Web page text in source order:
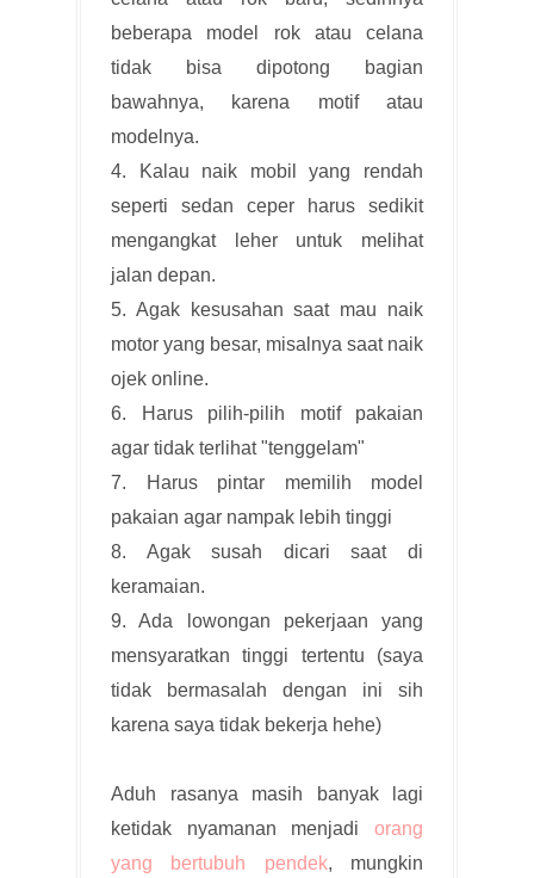
beberapa model rok atau celana
tidak bisa dipotong bagian
bawahnya, karena motif atau
modelnya.
4. Kalau naik mobil yang rendah
seperti sedan ceper harus sedikit
mengangkat leher untuk melihat
jalan depan.
5. Agak kesusahan saat mau naik
motor yang besar, misalnya saat naik
ojek online.
6. Harus pilih-pilih motif pakaian
agar tidak terlihat "tenggelam"
7. Harus pintar memilih model
pakaian agar nampak lebih tinggi
8. Agak susah dicari saat di
keramaian.
9. Ada lowongan pekerjaan yang
mensyaratkan tinggi tertentu (saya
tidak bermasalah dengan ini sih
karena saya tidak bekerja hehe)
Aduh rasanya masih banyak lagi
ketidak nyamanan menjadi orang
yang bertubuh pendek, mungkin